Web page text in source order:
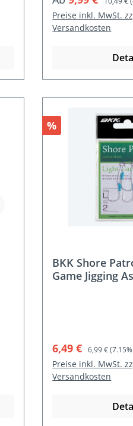
Preise inkl. MwSt.
Versandkosten
Rabatt
%
BKK Shore
Game Jigging
Verkaufspreis:
6,49 € Regulärer
6,99 €
Preise inkl. MwSt.
Versandkosten